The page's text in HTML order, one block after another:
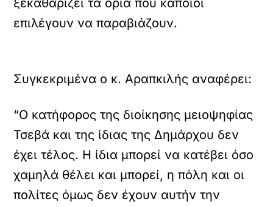
ξεκαθαρίζει τα όρια που κάποιοι
επιλέγουν να παραβιάζουν.
Συγκεκριμένα ο κ. Αραπκιλής αναφέρει:
“Ο κατήφορος της διοίκησης μειοψηφίας
Τσεβά και της ίδιας της Δημάρχου δεν
έχει τέλος. Η ίδια μπορεί να κατέβει όσο
χαμηλά θέλει και μπορεί, η πόλη και οι
πολίτες όμως δεν έχουν αυτήν την